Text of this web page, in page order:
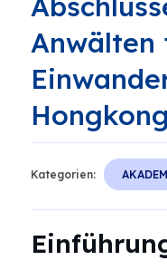
Anwälten
Hongkong
Kategorien: